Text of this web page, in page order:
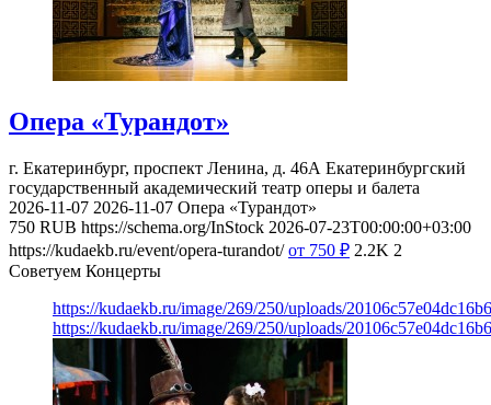
Опера «Турандот»
г. Екатеринбург, проспект Ленина, д. 46А Екатеринбургский
государственный академический театр оперы и балета
2026-11-07 2026-11-07 Опера «Турандот»
750 RUB https://schema.org/InStock 2026-07-23T00:00:00+03:00
https://kudaekb.ru/event/opera-turandot/ от 750 ₽ 2.2K 2
Советуем Концерты
https://kudaekb.ru/image/269/250/uploads/
https://kudaekb.ru/image/269/250/uploads/